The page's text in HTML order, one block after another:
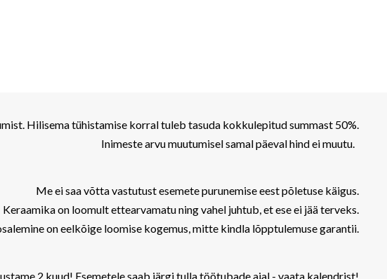
Hilisema tühistamise korral tuleb tasuda kokkulepitud summast 50%.
Inimeste arvu muutumisel samal päeval hind ei muutu.
Me ei saa võtta vastutust esemete purunemise eest põletuse käigus.
Keraamika on loomult ettearvamatu ning vahel juhtub, et ese ei jää terveks.
on eelkõige loomise kogemus, mitte kindla lõpptulemuse garantii.
2 kuud! Esemetele saab järgi tulla töötubade ajal - vaata kalendrist!